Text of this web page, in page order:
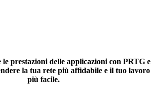
prestazioni delle applicazioni con PRTG e
la tua rete più affidabile e il tuo lavoro
più facile.